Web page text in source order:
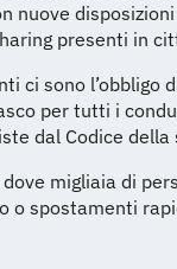
nuove
presenti in
ci sono l’obbligo
per tutti i
dal Codice della
migliaia di
o spostamenti